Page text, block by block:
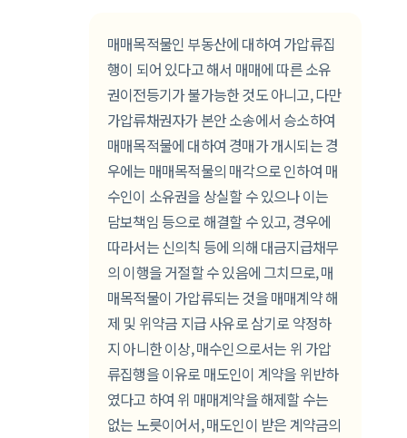
매매목적물인 부동산에 대하여 가압류집
행이 되어 있다고 해서 매매에 따른 소유
권이전등기가 불가능한 것도 아니고, 다만
가압류채권자가 본안 소송에서 승소하여
매매목적물에 대하여 경매가 개시되는 경
우에는 매매목적물의 매각으로 인하여 매
수인이 소유권을 상실할 수 있으나 이는
담보책임 등으로 해결할 수 있고, 경우에
따라서는 신의칙 등에 의해 대금지급채무
의 이행을 거절할 수 있음에 그치므로, 매
매목적물이 가압류되는 것을 매매계약 해
제 및 위약금 지급 사유로 삼기로 약정하
지 아니한 이상, 매수인으로서는 위 가압
류집행을 이유로 매도인이 계약을 위반하
였다고 하여 위 매매계약을 해제할 수는
없는 노릇이어서, 매도인이 받은 계약금의